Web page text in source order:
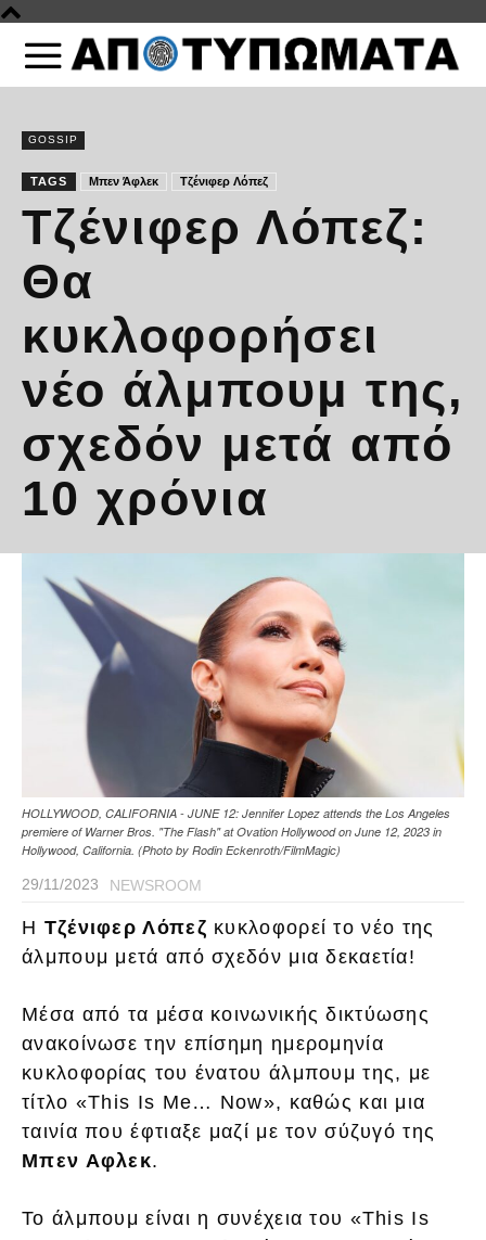
GOSSIP
TAGS Μπεν Άφλεκ Τζένιφερ Λόπεζ
Τζένιφερ Λόπεζ:
Θα
κυκλοφορήσει
νέο άλμπουμ της,
σχεδόν μετά από
10 χρόνια
HOLLYWOOD, CALIFORNIA - JUNE 12: Jennifer Lopez attends the Los Angeles
premiere of Warner Bros. "The Flash" at Ovation Hollywood on June 12, 2023 in
Hollywood, California. (Photo by Rodin Eckenroth/FilmMagic)
29/11/2023 NEWSROOM
Η Τζένιφερ Λόπεζ κυκλοφορεί το νέο της
άλμπουμ μετά από σχεδόν μια δεκαετία!
Μέσα από τα μέσα κοινωνικής δικτύωσης
ανακοίνωσε την επίσημη ημερομηνία
κυκλοφορίας του ένατου άλμπουμ της, με
τίτλο «This Is Me… Now», καθώς και μια
ταινία που έφτιαξε μαζί με τον σύζυγό της
Μπεν Αφλεκ.
Το άλμπουμ είναι η συνέχεια του «This Is